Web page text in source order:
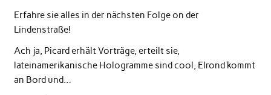
Erfahre sie alles in der nächsten Folge on der
Lindenstraße!
Ach ja, Picard erhält Vorträge, erteilt sie,
lateinamerikanische Hologramme sind cool, Elrond kommt
an Bord und…